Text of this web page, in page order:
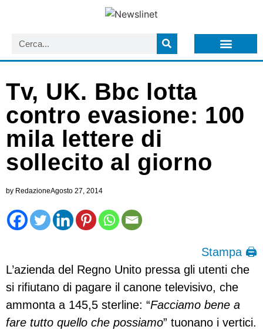
Tv, UK. Bbc lotta
contro evasione: 100
mila lettere di
sollecito al giorno
by RedazioneAgosto 27, 2014
Stampa 🖨
L’azienda del Regno Unito pressa gli utenti che
si rifiutano di pagare il canone televisivo, che
ammonta a 145,5 sterline: “Facciamo bene a
fare tutto quello che possiamo” tuonano i vertici.